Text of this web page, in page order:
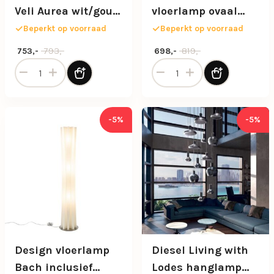
Veli Aurea wit/goud
60 cm
Beperkt op voorraad
793,-
Oorspronkelijke prijs was: 793,-.
753,-
Huidige prijs is: 753,-.
Design hanglamp Veli Aurea wit/goud 60 cm aantal
vloerlamp ovaal
mat zwart dimbaar
Beperkt op voorraad
819,-
Oorspronkelijke prijs was:
698,-
Huidige prijs is: 698,-.
Design LED vloerlamp
-5%
Design vloerlamp
Bach inclusief
-5%
Diesel Living with
Lodes hanglamp